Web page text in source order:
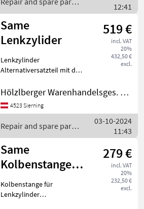
Same:
/ Same
12:41
Same
Lenkzylider
519 €
incl. VAT
20%
432,50 €
excl.
Lenkzylinder
Alternativersatzteil mit der
193.6362.4.P Passend zu
Same Allradtraktoren:
Condor Minitaurus Solar 60
Hölzlberger Warenhandelsges. m. b. H.
4523 Sierning
Repair and spare parts
/ Same
03-10-2024
11:43
Same
Kolbenstange
für Lenkzylinder
279 €
incl. VAT
20%
232,50 €
excl.
Kolbenstange für
Lenkzylinder